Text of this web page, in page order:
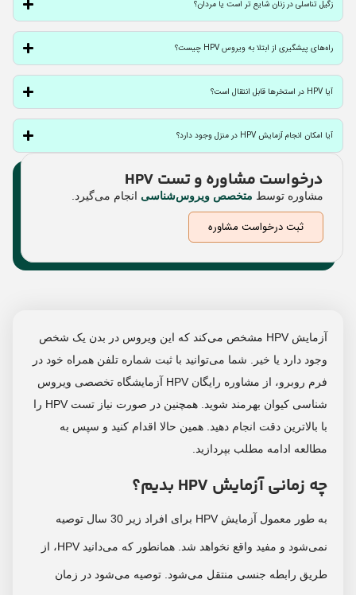
زگیل تناسلی در زنان شایع تر است یا مردان؟
راه‌های پیشگیری از ابتلا به ویروس HPV چیست؟
آیا HPV در استخرها قابل انتقال است؟
آیا امکان انجام آزمایش HPV در منزل وجود دارد؟
درخواست مشاوره و تست HPV
مشاوره توسط متخصص ویروس‌شناسی انجام می‌گیرد.
ثبت درخواست مشاوره
آزمایش HPV مشخص می‌کند که این ویروس در بدن یک شخص
وجود دارد یا خیر. شما می‌توانید با ثبت شماره تلفن همراه خود در
فرم روبرو، از مشاوره رایگان HPV آزمایشگاه تخصصی ویروس
شناسی کیوان بهرمند شوید. همچنین در صورت نیاز تست HPV را
با بالاترین دقت انجام دهید. همین حالا اقدام کنید و سپس به
مطالعه ادامه مطلب بپردازید.
چه زمانی آزمایش HPV بدیم؟
به طور معمول آزمایش HPV برای افراد زیر 30 سال توصیه
نمی‌شود و مفید واقع نخواهد شد. همانطور که می‌دانید HPV، از
طریق رابطه جنسی منتقل می‌شود. توصیه می‌شود در زمان